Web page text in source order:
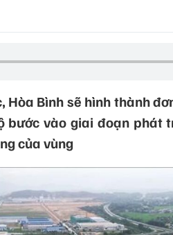
Hòa Bình sẽ hình thành
bước vào giai đoạn phát
của vùng